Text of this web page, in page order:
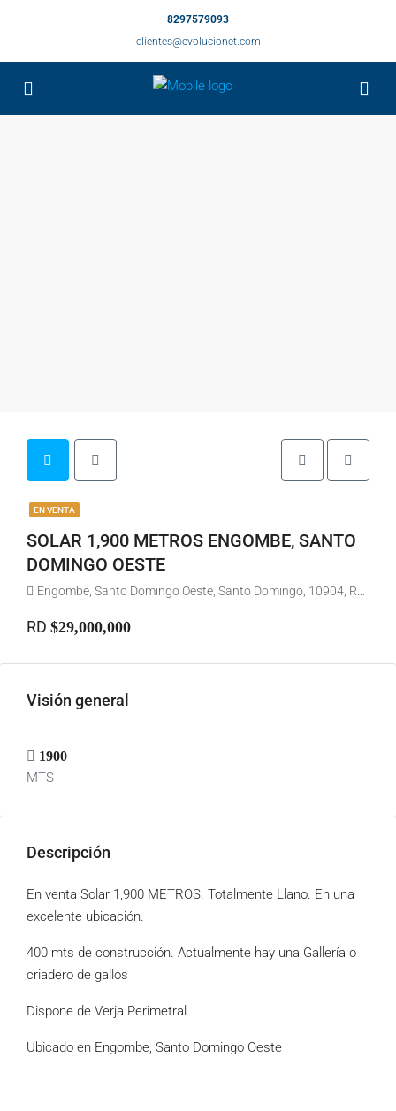
8297579093
clientes@evolucionet.com
EN VENTA
SOLAR 1,900 METROS ENGOMBE, SANTO
DOMINGO OESTE
Engombe, Santo Domingo Oeste, Santo Domingo, 10904, República Dominicana
RD $29,000,000
Visión general
1900
MTS
Descripción
En venta Solar 1,900 METROS. Totalmente Llano. En una
excelente ubicación.
400 mts de construcción. Actualmente hay una Gallería o
criadero de gallos
Dispone de Verja Perimetral.
Ubicado en Engombe, Santo Domingo Oeste